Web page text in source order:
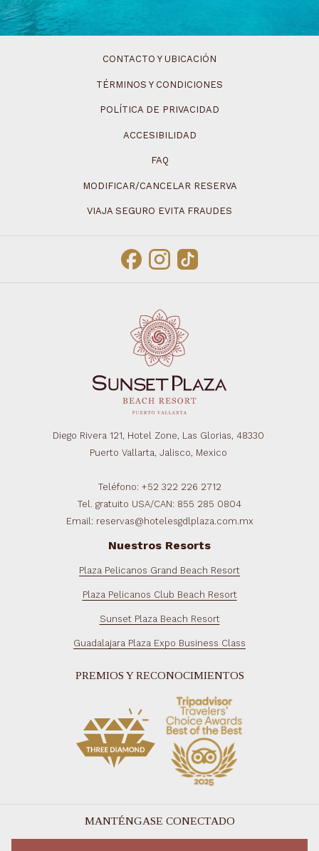
CONTACTO Y UBICACIÓN
TÉRMINOS Y CONDICIONES
POLÍTICA DE PRIVACIDAD
ACCESIBILIDAD
FAQ
MODIFICAR/CANCELAR RESERVA
VIAJA SEGURO EVITA FRAUDES
Diego Rivera 121, Hotel Zone, Las Glorias, 48330
Puerto Vallarta, Jalisco, Mexico
Teléfono: +52 322 226 2712
Tel. gratuito USA/CAN: 855 285 0804
Email: reservas@hotelesgdlplaza.com.mx
Nuestros Resorts
Plaza Pelicanos Grand Beach Resort
Plaza Pelicanos Club Beach Resort
Sunset Plaza Beach Resort
Guadalajara Plaza Expo Business Class
PREMIOS Y RECONOCIMIENTOS
MANTÉNGASE CONECTADO